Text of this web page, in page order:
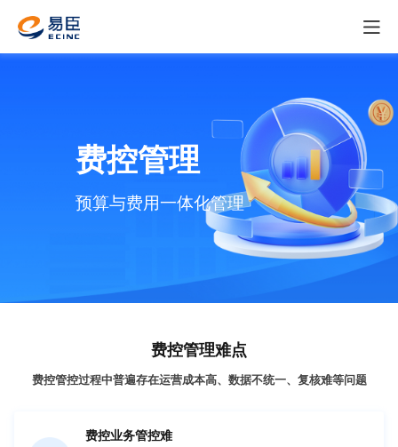
预算与费用一体化管理
费控管理
费控管理难点
费控管控过程中普遍存在运营成本高、数据不统一、复核难等问题
费控业务管控难